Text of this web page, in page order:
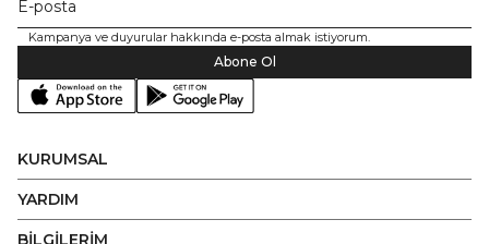
Kampanya ve duyurular hakkında e-posta almak istiyorum.
Abone Ol
KURUMSAL
YARDIM
BİLGİLERİM